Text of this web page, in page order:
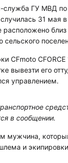
служба ГУ МВД по
31 мая
расположено
сельского
CFmoto CFORCE
вывезти его
управлением.
в сообщении.
мужчина,
и